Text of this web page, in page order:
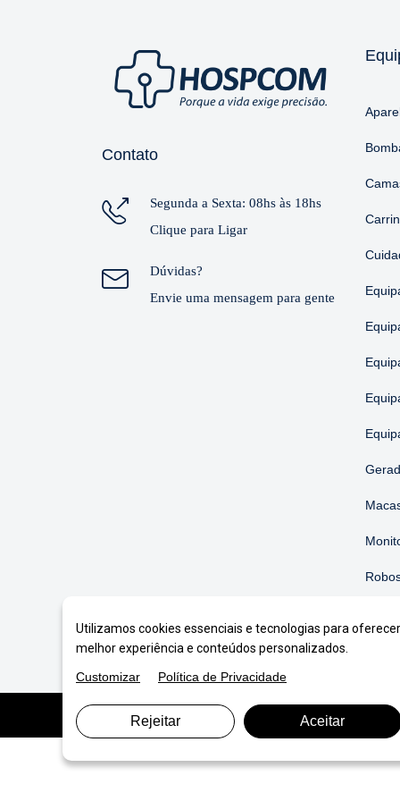
Contato
Segunda a Sexta: 08hs às 18hs
Clique para Ligar
Dúvidas?
Envie uma mensagem para gente
© Copyright 2026. DIVIAMarketing Digital. Todos
Utilizamos cookies essenciais e tecnologias para oferecer
melhor experiência e conteúdos personalizados.
Customizar
Política de Privacidade
Rejeitar Aceitar